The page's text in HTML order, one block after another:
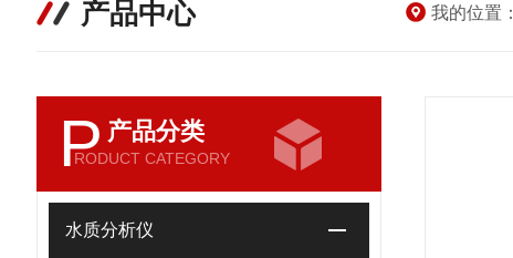
产品中心 我的位置：
P 产品分类
RODUCT CATEGORY
水质分析仪